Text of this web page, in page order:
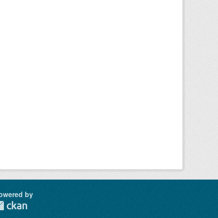
by